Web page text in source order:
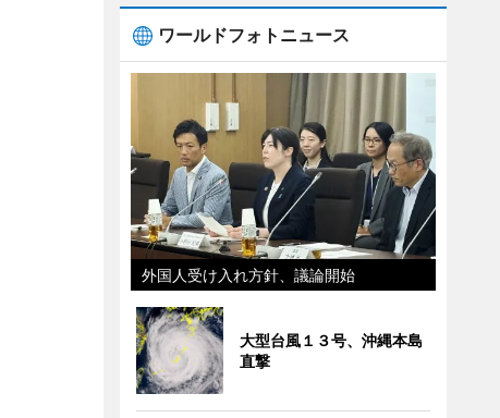
ワールドフォトニュース
外国人受け入れ方針、議論開始
大型台風１３号、沖縄本島
直撃